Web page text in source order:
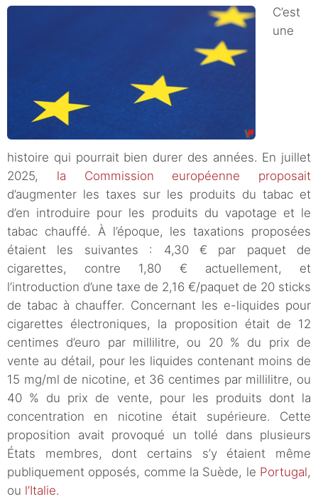
C’est
une
histoire qui pourrait bien durer des années. En juillet
2025, la Commission européenne proposait
d’augmenter les taxes sur les produits du tabac et
d’en introduire pour les produits du vapotage et le
tabac chauffé. À l’époque, les taxations proposées
étaient les suivantes : 4,30 € par paquet de
cigarettes, contre 1,80 € actuellement, et
l’introduction d’une taxe de 2,16 €/paquet de 20 sticks
de tabac à chauffer. Concernant les e-liquides pour
cigarettes électroniques, la proposition était de 12
centimes d’euro par millilitre, ou 20 % du prix de
vente au détail, pour les liquides contenant moins de
15 mg/ml de nicotine, et 36 centimes par millilitre, ou
40 % du prix de vente, pour les produits dont la
concentration en nicotine était supérieure. Cette
proposition avait provoqué un tollé dans plusieurs
États membres, dont certains s’y étaient même
publiquement opposés, comme la Suède, le Portugal,
ou l’Italie.